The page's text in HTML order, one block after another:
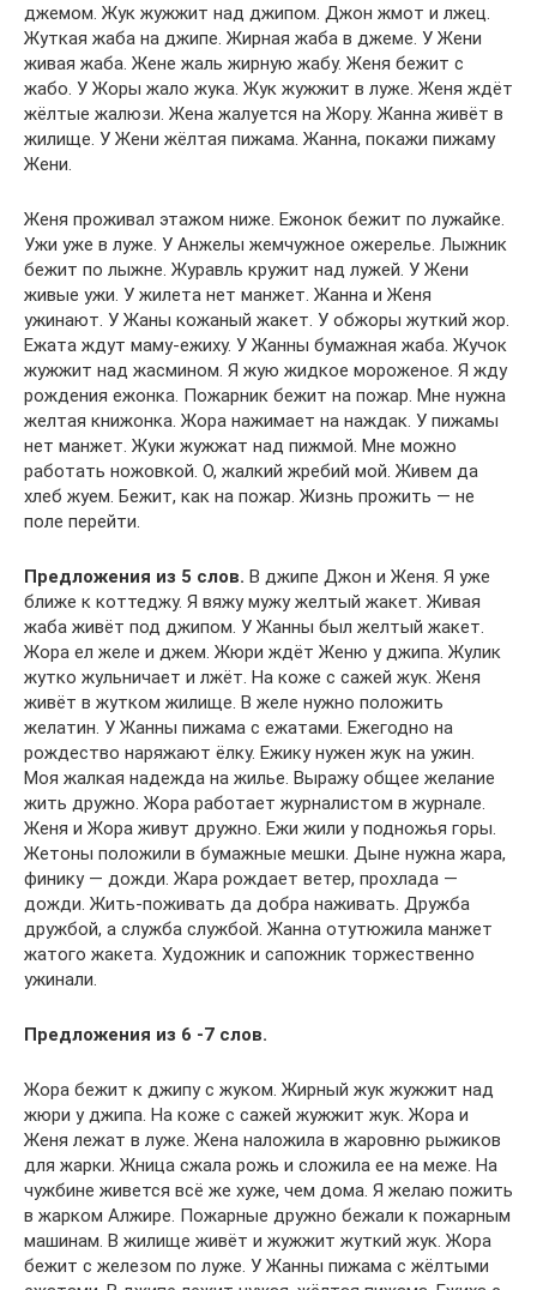
джемом. Жук жужжит над джипом. Джон жмот и лжец.
Жуткая жаба на джипе. Жирная жаба в джеме. У Жени
живая жаба. Жене жаль жирную жабу. Женя бежит с
жабо. У Жоры жало жука. Жук жужжит в луже. Женя ждёт
жёлтые жалюзи. Жена жалуется на Жору. Жанна живёт в
жилище. У Жени жёлтая пижама. Жанна, покажи пижаму
Жени.
Женя проживал этажом ниже. Ежонок бежит по лужайке.
Ужи уже в луже. У Анжелы жемчужное ожерелье. Лыжник
бежит по лыжне. Журавль кружит над лужей. У Жени
живые ужи. У жилета нет манжет. Жанна и Женя
ужинают. У Жаны кожаный жакет. У обжоры жуткий жор.
Ежата ждут маму-ежиху. У Жанны бумажная жаба. Жучок
жужжит над жасмином. Я жую жидкое мороженое. Я жду
рождения ежонка. Пожарник бежит на пожар. Мне нужна
желтая книжонка. Жора нажимает на наждак. У пижамы
нет манжет. Жуки жужжат над пижмой. Мне можно
работать ножовкой. О, жалкий жребий мой. Живем да
хлеб жуем. Бежит, как на по­жар. Жизнь прожить — не
поле перейти.
Предложения из 5 слов. В джипе Джон и Женя. Я уже
ближе к коттеджу. Я вяжу мужу желтый жакет. Живая
жаба живёт под джипом. У Жанны был желтый жакет.
Жора ел желе и джем. Жюри ждёт Женю у джипа. Жулик
жутко жульничает и лжёт. На коже с сажей жук. Женя
живёт в жутком жилище. В желе нужно положить
желатин. У Жанны пижама с ежатами. Ежегодно на
рождество наряжают ёлку. Ежику нужен жук на ужин.
Моя жалкая надежда на жилье. Выражу общее желание
жить дружно. Жора работает журналистом в журнале.
Женя и Жора живут дружно. Ежи жили у подножья горы.
Жетоны положили в бу­мажные мешки. Дыне нужна жара,
финику — дожди. Жара рождает ветер, прохлада —
дожди. Жить-поживать да добра наживать. Дружба
друж­бой, а служба службой. Жанна отутюжила манжет
жатого жакета. Художник и сапожник торжественно
ужинали.
Предложения из 6 -7 слов.
Жора бежит к джипу с жуком. Жирный жук жужжит над
жюри у джипа. На коже с сажей жужжит жук. Жора и
Женя лежат в луже. Жена наложила в жаровню рыжиков
для жарки. Жница сжала рожь и сложила ее на меже. На
чужбине живется всё же хуже, чем дома. Я желаю пожить
в жарком Алжире. Пожарные дружно бежали к пожарным
машинам. В жилище живёт и жужжит жуткий жук. Жора
бежит с железом по луже. У Жанны пижама с жёлтыми